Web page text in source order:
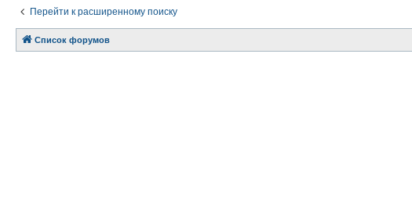
Перейти к расширенному поиску
Список форумов